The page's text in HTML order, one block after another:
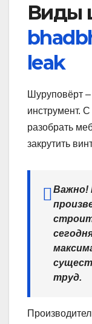
Виды
leak
Шуруповёрт
инструмент.
разобрать
закрутить
Важно!
труд.